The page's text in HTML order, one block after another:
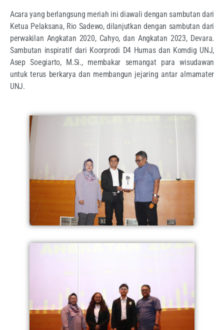
Acara yang berlangsung meriah ini diawali dengan sambutan dari
Ketua Pelaksana, Rio Sadewo, dilanjutkan dengan sambutan dari
perwakilan Angkatan 2020, Cahyo, dan Angkatan 2023, Devara.
Sambutan inspiratif dari Koorprodi D4 Humas dan Komdig UNJ,
Asep Soegiarto, M.Si., membakar semangat para wisudawan
untuk terus berkarya dan membangun jejaring antar almamater
UNJ.